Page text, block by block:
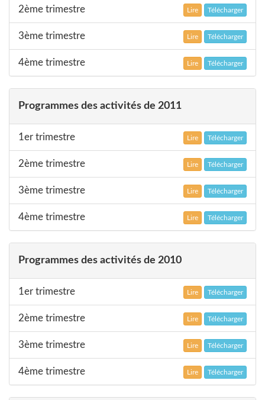
2ème trimestre Lire Télécharger
3ème trimestre Lire Télécharger
4ème trimestre Lire Télécharger
Programmes des activités de 2011
1er trimestre Lire Télécharger
2ème trimestre Lire Télécharger
3ème trimestre Lire Télécharger
4ème trimestre Lire Télécharger
Programmes des activités de 2010
1er trimestre Lire Télécharger
2ème trimestre Lire Télécharger
3ème trimestre Lire Télécharger
4ème trimestre Lire Télécharger